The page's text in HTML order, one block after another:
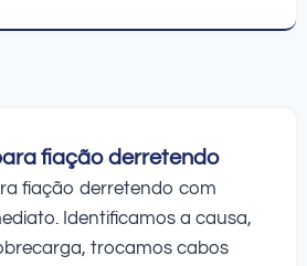
fiação derretendo
fiação derretendo com
Identificamos a causa,
trocamos cabos